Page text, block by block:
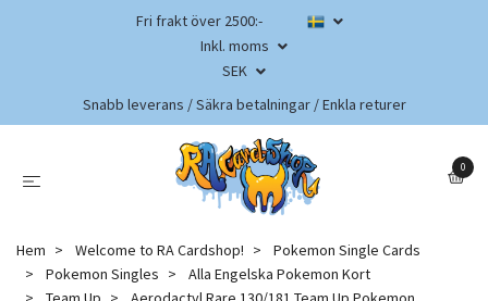
Fri frakt över 2500:-
Inkl. moms
SEK
Snabb leverans / Säkra betalningar / Enkla returer
0
Hem Welcome to RA Cardshop!
Pokemon Single Cards
Pokemon Singles
Alla Engelska Pokemon Kort